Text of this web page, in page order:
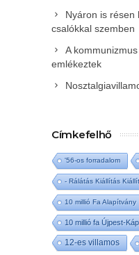
Nyáron is résen
csalókkal szemben
A
emlékeztek
Címkefelhő
'56-os forradalom
- Rálátás Kiállítás
10 millió Fa Alapítvány
10 millió fa Újpest-
12-es villamos